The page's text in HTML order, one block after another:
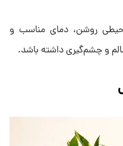
روشن، دمای مناسب و
و چشم‌گیری داشته باشد.